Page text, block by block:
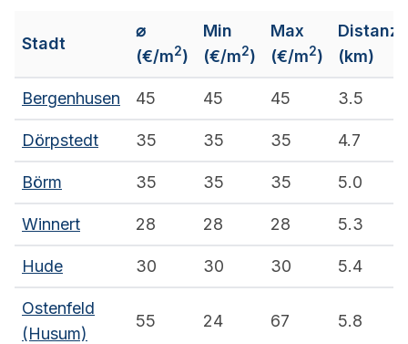
Stadt
⌀
(€/m2)
Min
(€/m2)
Max
(€/m2)
Distanz
(km)
Bergenhusen 45 45 45 3.5
Dörpstedt 35 35 35 4.7
Börm 35 35 35 5.0
Winnert 28 28 28 5.3
Hude 30 30 30 5.4
Ostenfeld
(Husum)
55 24 67 5.8